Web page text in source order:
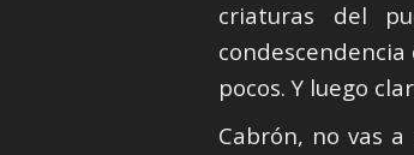
criaturas del
pocos. Y luego
Cabrón, no vas